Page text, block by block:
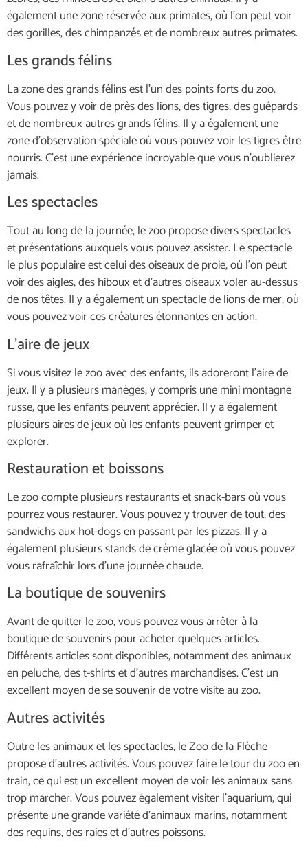
également une zone réservée aux primates, où l’on peut voir
des gorilles, des chimpanzés et de nombreux autres primates.
Les grands félins
La zone des grands félins est l’un des points forts du zoo.
Vous pouvez y voir de près des lions, des tigres, des guépards
et de nombreux autres grands félins. Il y a également une
zone d’observation spéciale où vous pouvez voir les tigres être
nourris. C’est une expérience incroyable que vous n’oublierez
jamais.
Les spectacles
Tout au long de la journée, le zoo propose divers spectacles
et présentations auxquels vous pouvez assister. Le spectacle
le plus populaire est celui des oiseaux de proie, où l’on peut
voir des aigles, des hiboux et d’autres oiseaux voler au-dessus
de nos têtes. Il y a également un spectacle de lions de mer, où
vous pouvez voir ces créatures étonnantes en action.
L’aire de jeux
Si vous visitez le zoo avec des enfants, ils adoreront l’aire de
jeux. Il y a plusieurs manèges, y compris une mini montagne
russe, que les enfants peuvent apprécier. Il y a également
plusieurs aires de jeux où les enfants peuvent grimper et
explorer.
Restauration et boissons
Le zoo compte plusieurs restaurants et snack-bars où vous
pourrez vous restaurer. Vous pouvez y trouver de tout, des
sandwichs aux hot-dogs en passant par les pizzas. Il y a
également plusieurs stands de crème glacée où vous pouvez
vous rafraîchir lors d’une journée chaude.
La boutique de souvenirs
Avant de quitter le zoo, vous pouvez vous arrêter à la
boutique de souvenirs pour acheter quelques articles.
Différents articles sont disponibles, notamment des animaux
en peluche, des t-shirts et d’autres marchandises. C’est un
excellent moyen de se souvenir de votre visite au zoo.
Autres activités
Outre les animaux et les spectacles, le Zoo de la Flèche
propose d’autres activités. Vous pouvez faire le tour du zoo en
train, ce qui est un excellent moyen de voir les animaux sans
trop marcher. Vous pouvez également visiter l’aquarium, qui
présente une grande variété d’animaux marins, notamment
des requins, des raies et d’autres poissons.